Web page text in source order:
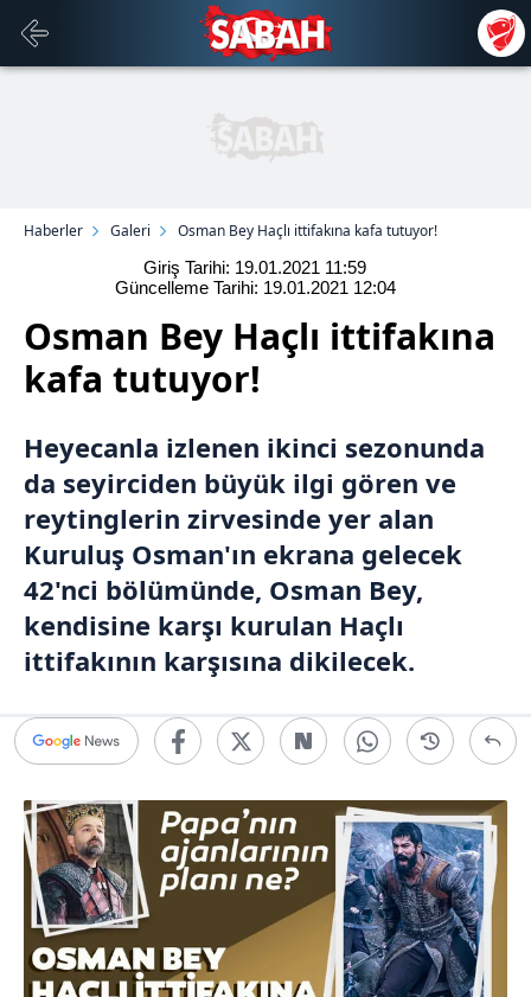
Haberler Galeri
Osman Bey Haçlı ittifakına kafa tutuyor!
Giriş Tarihi: 19.01.2021 11:59
Güncelleme Tarihi: 19.01.2021 12:04
Osman Bey Haçlı ittifakına
kafa tutuyor!
Heyecanla izlenen ikinci sezonunda
da seyirciden büyük ilgi gören ve
reytinglerin zirvesinde yer alan
Kuruluş Osman'ın ekrana gelecek
42'nci bölümünde, Osman Bey,
kendisine karşı kurulan Haçlı
ittifakının karşısına dikilecek.